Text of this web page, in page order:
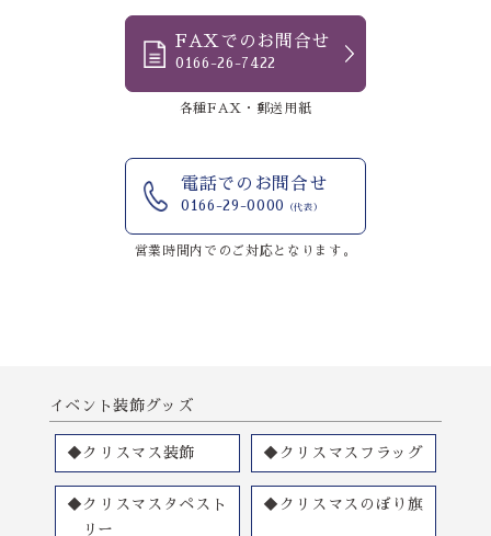
FAXでのお問合せ
0166-26-7422
各種FAX・郵送用紙
電話でのお問合せ
0166-29-0000 （代表）
営業時間内でのご対応となります。
イベント装飾グッズ
◆クリスマス装飾 ◆クリスマスフラッグ
◆クリスマスタペスト
リー
◆クリスマスのぼり旗